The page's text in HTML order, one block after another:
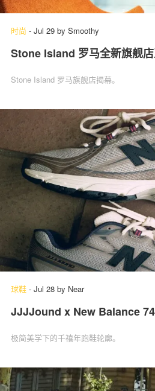
时尚 - Jul 29 by Smoothy
Stone Island 罗马全新旗舰
Stone Island 罗马旗舰店揭幕。
球鞋 - Jul 28 by Near
JJJJound x New Balance
极简美学下的千禧年跑鞋轮廓。